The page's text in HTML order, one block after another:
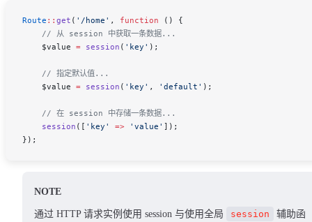
Route :: get ( '/home' , function () {
    // 从 session 中获取一条数据...
    $value
= session ( 'key' );
    // 指定默认值...
    $value
= session ( 'key' , 'default' );
    // 在 session 中存储一条数据...
    session
([ 'key' => 'value' ]);
});
NOTE
通过 HTTP 请求实例使用 session 与使用全局 session
辅助函